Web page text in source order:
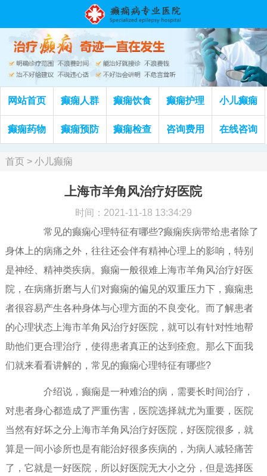
网站首页 癫痫人群 癫痫饮食 癫痫护理 小儿癫痫
癫痫药物 癫痫预防 癫痫检查 咨询费用 在线咨询
首页> 小儿癫痫
上海市羊角风治疗好医院
时间：2021-11-18 13:34:29
常见的癫痫心理特征有哪些?癫痫疾病带给患者除了
身体上的病痛之外，往往还会伴有精神心理上的影响，特别
是神经、精神类疾病。癫痫一般很难上海市羊角风治疗好医
院，在病痛折磨与人们对癫痫的偏见的双重压力下，癫痫患
者很容易产生各种身体与心理方面的不良变化。而了解患者
的心理状态上海市羊角风治疗好医院，就可以有针对性地帮
助他们更合理治疗，使得患者真正的达到痊愈。那么下面我
们就来看看讲解的，常见的癫痫心理特征有哪些?
介绍说，癫痫是一种难治的病，需要长时间治疗，
对患者身心都造成了严重伤害，医院选择就尤为重要，医院
当然有好坏之分上海市羊角风治疗好医院，好医院很多，就
算是一间小诊所也是有能治好很多疾病的，为病人减轻痛苦
了，它就是一好医院，所以好医院无大小之分，但是选择医